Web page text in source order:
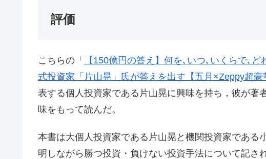
評価
こちらの「
【150億円の答え】何を､いつ､いくらで､
式投資家「片山晃」氏が答えを出す【五月×Zeppy超豪
表する個人投資家である片山晃に興味を持ち，彼が著
味をもって読んだ。
本書は大個人投資家である片山晃と機関投資家である
明しながら勝つ投資・負けない投資手法について記さ